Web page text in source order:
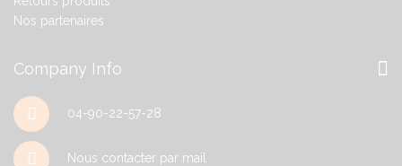
Nos partenaires
Company Info
04-90-22-57-28
Nous contacter par mail